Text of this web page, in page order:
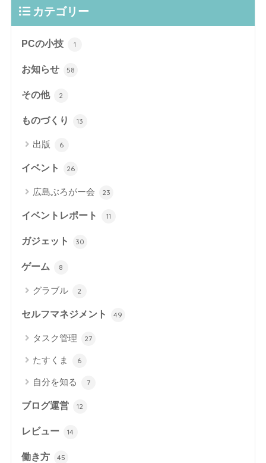
カテゴリー
PCの小技 1
お知らせ 58
その他 2
ものづくり 13
出版 6
イベント 26
広島ぶろがー会 23
イベントレポート 11
ガジェット 30
ゲーム 8
グラブル 2
セルフマネジメント 49
タスク管理 27
たすくま 6
自分を知る 7
ブログ運営 12
レビュー 14
働き方 45